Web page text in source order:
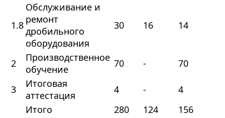
1.8
Обслуживание и
ремонт
дробильного
оборудования
30 16 14
2
Производственное
обучение
70 - 70
3
Итоговая
аттестация
4 -
4
Итого
280 124
156